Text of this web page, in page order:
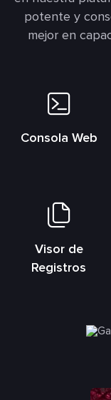
potente y
mejor en
Consola Web
Visor de
Registros